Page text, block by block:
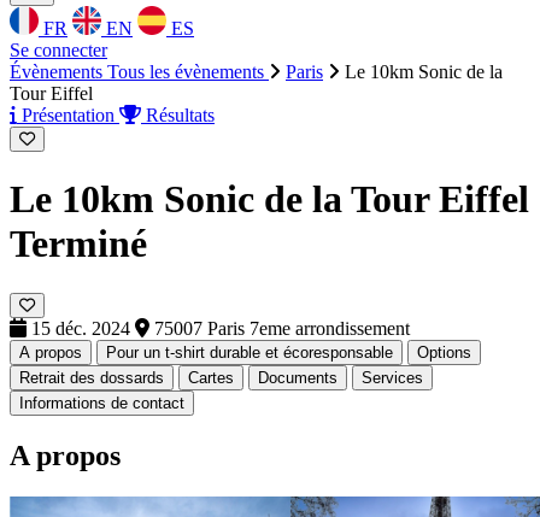
FR EN
ES
Se connecter
Évènements Tous les évènements Paris
Le 10km Sonic de la
Tour Eiffel
Présentation
Résultats
Le 10km Sonic de la Tour Eiffel
Terminé
15 déc. 2024 75007 Paris 7eme arrondissement
A propos Pour un t-shirt durable et écoresponsable
Options
Retrait des dossards
Cartes Documents
Services
Informations de contact
A propos